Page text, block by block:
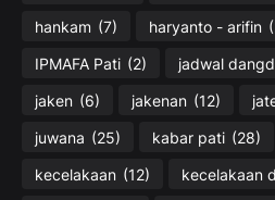
hankam (7) haryanto - arifin
IPMAFA Pati (2) jadwal
jaken (6) jakenan (12)
juwana (25) kabar pati (28)
kecelakaan (12) kecelakaan